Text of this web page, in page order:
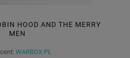
HOOD AND THE MERRY
MEN
WARBOX.PL